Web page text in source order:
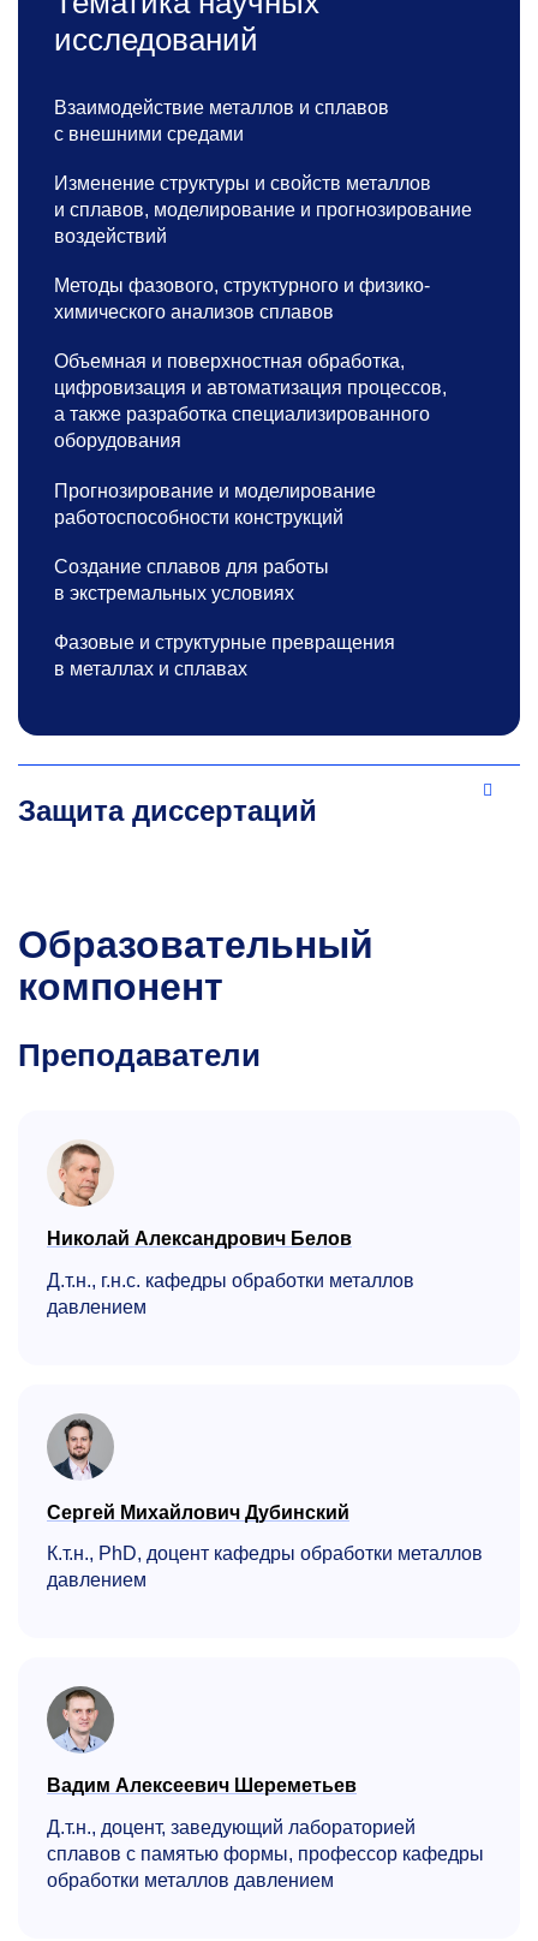
исследований
Взаимодействие металлов и сплавов
с внешними средами
Изменение структуры и свойств металлов
и сплавов, моделирование и прогнозирование
воздействий
Методы фазового, структурного и физико-
химического анализов сплавов
Объемная и поверхностная обработка,
цифровизация и автоматизация процессов,
а также разработка специализированного
оборудования
Прогнозирование и моделирование
работоспособности конструкций
Создание сплавов для работы
в экстремальных условиях
Фазовые и структурные превращения
в металлах и сплавах
Защита диссертаций
Образовательный
компонент
Преподаватели
Николай Александрович Белов
Д.т.н., г.н.с. кафедры обработки металлов
давлением
Сергей Михайлович Дубинский
К.т.н., PhD, доцент кафедры обработки металлов
давлением
Вадим Алексеевич Шереметьев
Д.т.н., доцент, заведующий лабораторией
сплавов с памятью формы, профессор кафедры
обработки металлов давлением